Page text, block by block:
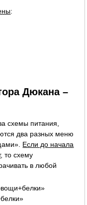
:
Дюкана –
схемы питания,
два разных меню
Если до начала
, то схему
в любой